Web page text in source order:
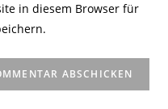
in diesem Browser für